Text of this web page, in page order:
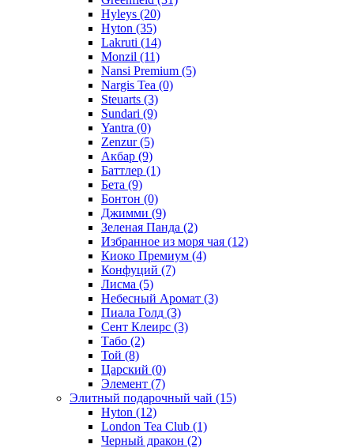
Hyleys (20)
Hyton (35)
Lakruti (14)
Monzil (11)
Nansi Premium (5)
Nargis Tea (0)
Steuarts (3)
Sundari (9)
Yantra (0)
Zenzur(5)
Акбар (9)
Баттлер (1)
Бета (9)
Бонтон (0)
Джимми (9)
Зеленая Панда (2)
Избранное из моря чая (12)
Киоко Премиум (4)
Конфуций (7)
Лисма (5)
Небесный Аромат (3)
Пиала Голд (3)
Сент Клеирс (3)
Табо (2)
Той (8)
Царский (0)
Элемент (7)
Элитный подарочный чай (15)
Hyton (12)
London Tea Club (1)
Черный дракон (2)